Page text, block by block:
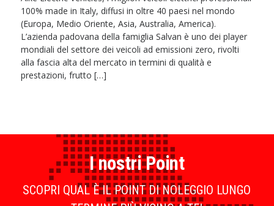
100% made in Italy, diffusi in oltre 40 paesi nel mondo
(Europa, Medio Oriente, Asia, Australia, America).
L’azienda padovana della famiglia Salvan è uno dei player
mondiali del settore dei veicoli ad emissioni zero, rivolti
alla fascia alta del mercato in termini di qualità e
prestazioni, frutto […]
I nostri Point
SCOPRI QUAL È IL POINT DI NOLEGGIO LUNGO